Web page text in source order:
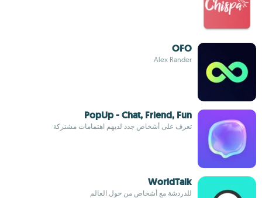
OFO
Alex Rander
PopUp - Chat, Friend, Fun
تعرف على أشخاص جدد لديهم اهتمامات مشتركة
WorldTalk
للدردشة مع أشخاص من حول العالم